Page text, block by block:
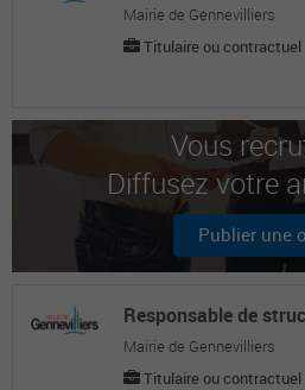
Mairie de Gennevilliers
Titulaire ou contractuel
Vous
Diffusez votre
Publier une
Responsable de
Mairie de Gennevilliers
Titulaire ou contractuel